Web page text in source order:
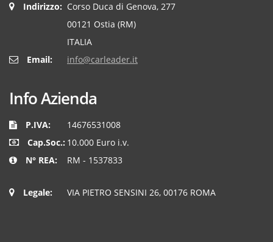
Indirizzo: Corso Duca di Genova, 277
00121 Ostia (RM)
ITALIA
Email:
info@carleader.it
Info Azienda
P.IVA:
14676531008
Cap.Soc.: 10.000 Euro i.v.
N° REA:
RM - 1537833
Legale: VIA PIETRO SENSINI 26, 00176 ROMA